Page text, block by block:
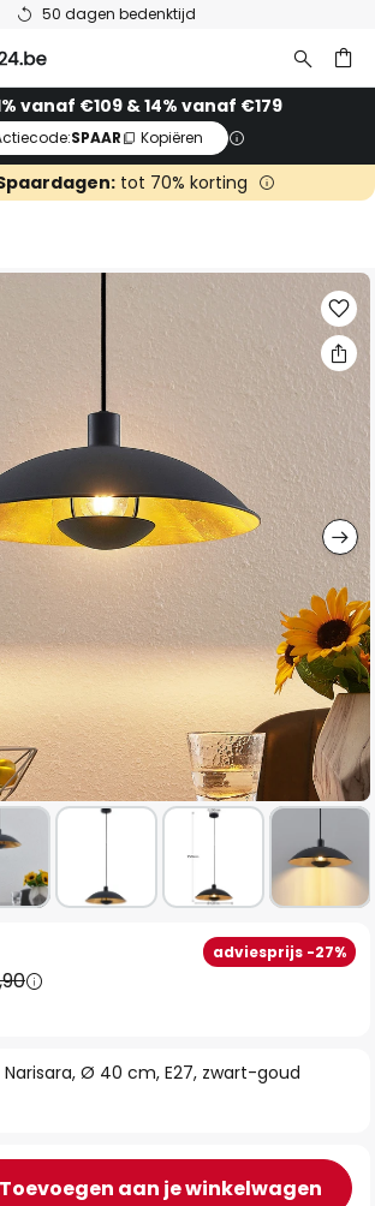
50 dagen bedenktijd
vanaf €109 & 14% vanaf €179
SPAAR Kopiëren
tot 70% korting
Ø 40 cm, E27, zwart-goud
adviesprijs -27%
Toevoegen aan je winkelwagen